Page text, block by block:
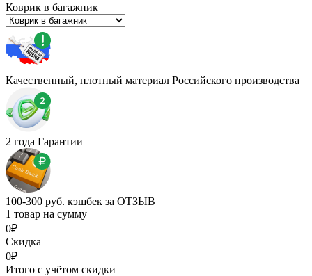
Коврик в багажник
Качественный, плотный материал Российского производства
2 года Гарантии
100-300 руб. кэшбек за ОТЗЫВ
1 товар на сумму
0₽
Скидка
0₽
Итого с учётом скидки